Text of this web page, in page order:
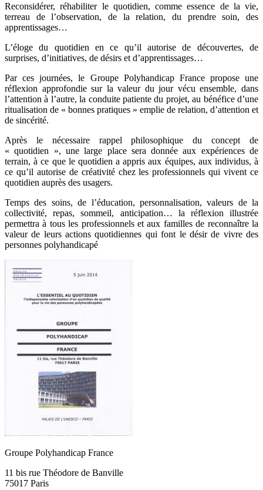
Reconsidérer, réhabiliter le quotidien, comme essence de la vie,
terreau de l’observation, de la relation, du prendre soin, des
apprentissages…
L’éloge du quotidien en ce qu’il autorise de découvertes, de
surprises, d’initiatives, de désirs et d’apprentissages…
Par ces journées, le Groupe Polyhandicap France propose une
réflexion approfondie sur la valeur du jour vécu ensemble, dans
l’attention à l’autre, la conduite patiente du projet, au bénéfice d’une
ritualisation de « bonnes pratiques » emplie de relation, d’attention et
de sincérité.
Après le nécessaire rappel philosophique du concept de
« quotidien », une large place sera donnée aux expériences de
terrain, à ce que le quotidien a appris aux équipes, aux individus, à
ce qu’il autorise de créativité chez les professionnels qui vivent ce
quotidien auprès des usagers.
Temps des soins, de l’éducation, personnalisation, valeurs de la
collectivité, repas, sommeil, anticipation… la réflexion illustrée
permettra à tous les professionnels et aux familles de reconnaître la
valeur de leurs actions quotidiennes qui font le désir de vivre des
personnes polyhandicapé
Groupe Polyhandicap France
11 bis rue Théodore de Banville
75017 Paris